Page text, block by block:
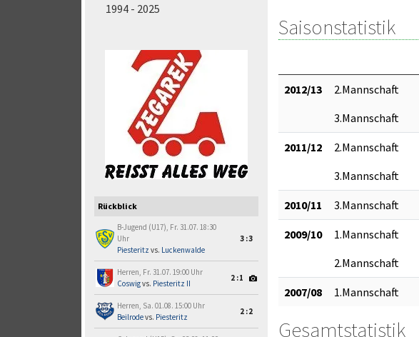
1994 - 2025
Rückblick
B-Jugend (U17), Fr. 31.07. 18:30
Uhr
Piesteritz vs. Luckenwalde
3:3
Herren, Fr. 31.07. 19:00 Uhr
Coswigvs. Piesteritz II
2:1
Herren, Sa. 01.08. 15:00 Uhr
Beilrodevs. Piesteritz
2:2
Saisonstatistik
2012/13 2.Mannschaft
3.Mannschaft
2011/12 2.Mannschaft
3.Mannschaft
2010/11 3.Mannschaft
2009/10 1.Mannschaft
2.Mannschaft
2007/08 1.Mannschaft
Gesamtstatistik